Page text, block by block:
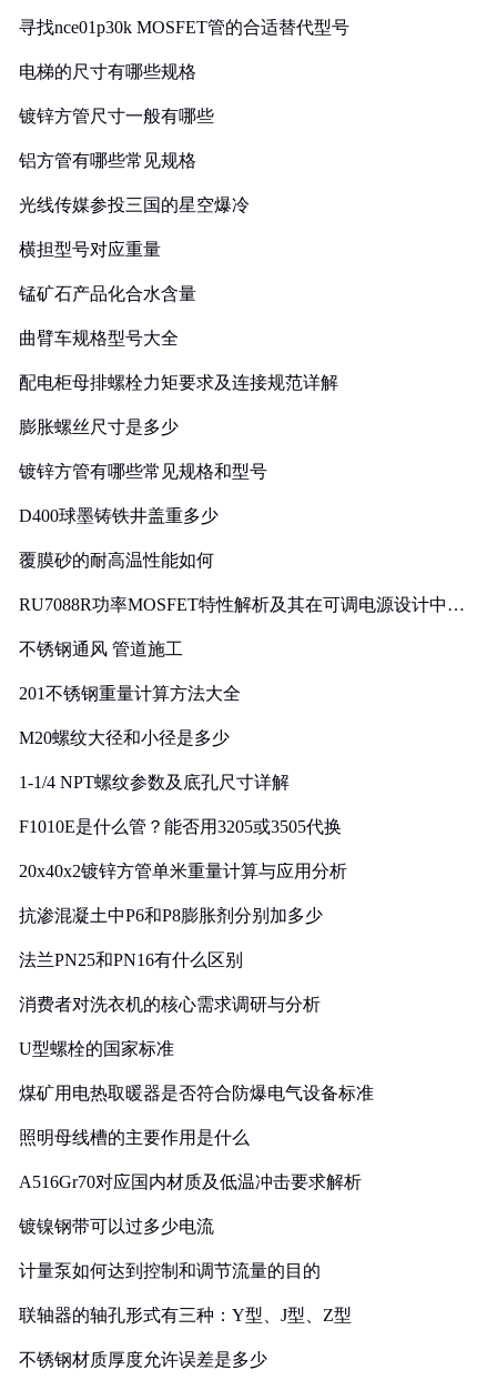
寻找nce01p30k MOSFET管的合适替代型号
电梯的尺寸有哪些规格
镀锌方管尺寸一般有哪些
铝方管有哪些常见规格
光线传媒参投三国的星空爆冷
横担型号对应重量
锰矿石产品化合水含量
曲臂车规格型号大全
配电柜母排螺栓力矩要求及连接规范详解
膨胀螺丝尺寸是多少
镀锌方管有哪些常见规格和型号
D400球墨铸铁井盖重多少
覆膜砂的耐高温性能如何
RU7088R功率MOSFET特性解析及其在可调电源设计中的
不锈钢通风 管道施工
201不锈钢重量计算方法大全
M20螺纹大径和小径是多少
1-1/4 NPT螺纹参数及底孔尺寸详解
F1010E是什么管？能否用3205或3505代换
20x40x2镀锌方管单米重量计算与应用分析
抗渗混凝土中P6和P8膨胀剂分别加多少
法兰PN25和PN16有什么区别
消费者对洗衣机的核心需求调研与分析
U型螺栓的国家标准
煤矿用电热取暖器是否符合防爆电气设备标准
照明母线槽的主要作用是什么
A516Gr70对应国内材质及低温冲击要求解析
镀镍钢带可以过多少电流
计量泵如何达到控制和调节流量的目的
联轴器的轴孔形式有三种：Y型、J型、Z型
不锈钢材质厚度允许误差是多少